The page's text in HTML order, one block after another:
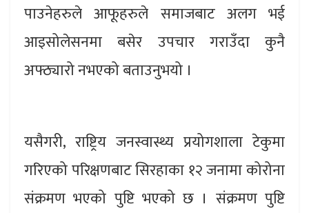
पाउनेहरुले आफूहरुले समाजबाट अलग भई
आइसोलेसनमा बसेर उपचार गराउँदा कुनै
अफ्ठ्यारो नभएको बताउनुभयो ।
यसैगरी, राष्ट्रिय जनस्वास्थ्य प्रयोगशाला टेकुमा
गरिएको परिक्षणबाट सिरहाका १२ जनामा कोरोना
संक्रमण भएको पुष्टि भएको छ । संक्रमण पुष्टि